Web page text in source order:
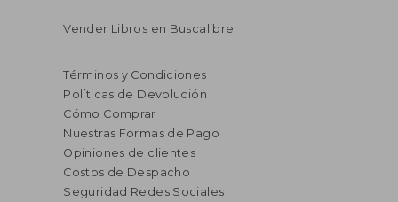
Vender Libros en Buscalibre
Términos y Condiciones
Políticas de Devolución
Cómo Comprar
Nuestras Formas de Pago
Opiniones de clientes
Costos de Despacho
Seguridad Redes Sociales